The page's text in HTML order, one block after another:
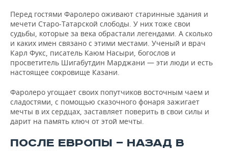
Перед гостями Фаролеро оживают старинные здания и
мечети Старо-Татарской слободы. У них тоже свои
судьбы, которые за века обрастали легендами. А сколько
и каких имен связано с этими местами. Ученый и врач
Карл Фукс, писатель Каюм Насыри, богослов и
просветитель Шигабутдин Марджани — эти люди и есть
настоящее сокровище Казани.
Фаролеро угощает своих попутчиков восточным чаем и
сладостями, с помощью сказочного фонаря зажигает
мечты в их сердцах, заставляет поверить в свои силы и
дарит на память ключ от этой мечты.
ПОСЛЕ ЕВРОПЫ — НАЗАД В